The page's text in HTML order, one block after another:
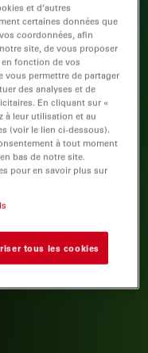
et d’autres
certaines données que
coordonnées, afin
site, de vous proposer
fonction de vos
vous permettre de partager
des analyses et de
En cliquant sur «
à leur utilisation et au
(voir le lien ci-dessous).
à tout moment
bas de notre site.
pour en savoir plus sur
tous les cookies